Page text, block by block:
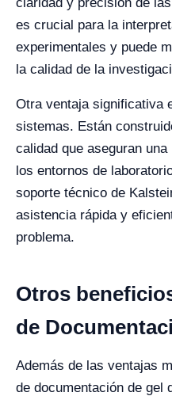
es crucial para la
experimentales y puede
la calidad de la
Otra ventaja significativa
sistemas. Están
calidad que aseguran
los entornos de
soporte técnico de
asistencia rápida y
problema.
Otros
de
Además de las ventajas
de documentación de gel